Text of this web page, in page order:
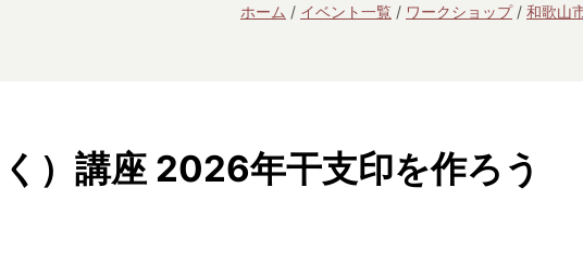
ホーム イベント一覧 ワークショップ 和歌山
）講座 2026年干支印を作ろう